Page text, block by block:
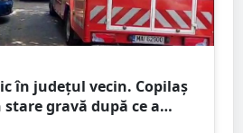
în județul vecin. Copilaș
gravă după ce a